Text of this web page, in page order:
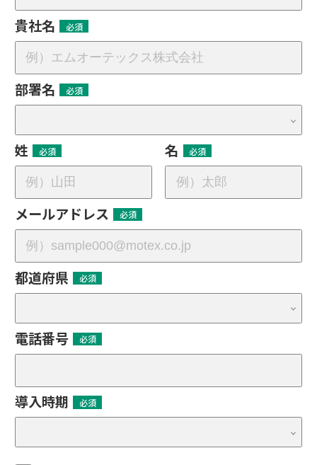
貴社名
部署名
姓 名
メールアドレス
都道府県
電話番号
導入時期